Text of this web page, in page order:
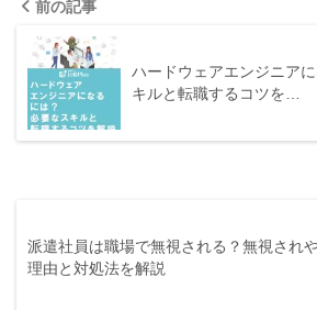
前の記事
ハードウェアエンジニア
キルと転職するコツを…
派遣社員は職場で無視される？無視され
理由と対処法を解説